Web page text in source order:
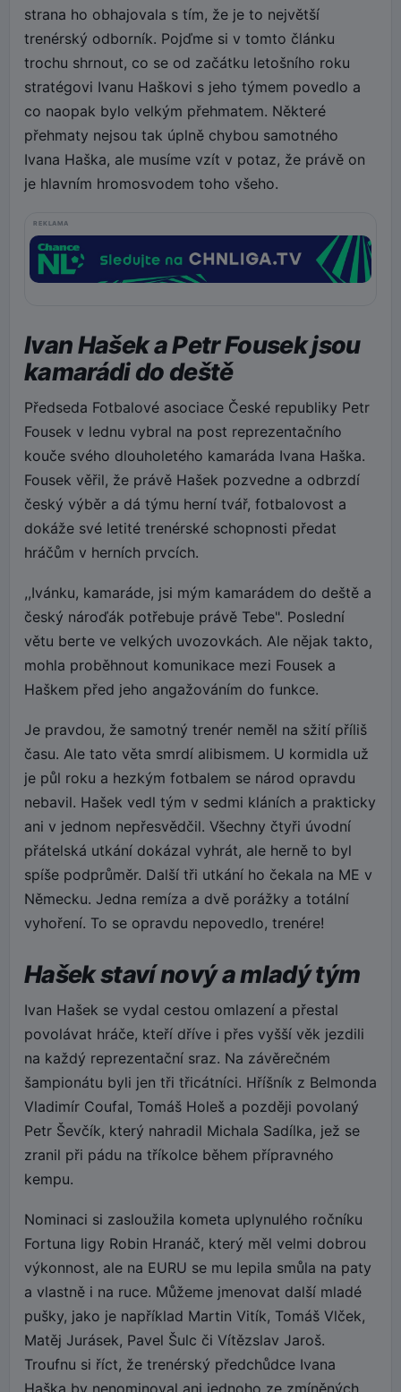
strana ho obhajovala s tím, že je to největší
trenérský odborník. Pojďme si v tomto článku
trochu shrnout, co se od začátku letošního roku
stratégovi Ivanu Haškovi s jeho týmem povedlo a
co naopak bylo velkým přehmatem. Některé
přehmaty nejsou tak úplně chybou samotného
Ivana Haška, ale musíme vzít v potaz, že právě on
je hlavním hromosvodem toho všeho.
REKLAMA
Ivan Hašek a Petr Fousek jsou
kamarádi do deště
Předseda Fotbalové asociace České republiky Petr
Fousek v lednu vybral na post reprezentačního
kouče svého dlouholetého kamaráda Ivana Haška.
Fousek věřil, že právě Hašek pozvedne a odbrzdí
český výběr a dá týmu herní tvář, fotbalovost a
dokáže své letité trenérské schopnosti předat
hráčům v herních prvcích.
,,Ivánku, kamaráde, jsi mým kamarádem do deště a
český nároďák potřebuje právě Tebe". Poslední
větu berte ve velkých uvozovkách. Ale nějak takto,
mohla proběhnout komunikace mezi Fousek a
Haškem před jeho angažováním do funkce.
Je pravdou, že samotný trenér neměl na sžití příliš
času. Ale tato věta smrdí alibismem. U kormidla už
je půl roku a hezkým fotbalem se národ opravdu
nebavil. Hašek vedl tým v sedmi kláních a prakticky
ani v jednom nepřesvědčil. Všechny čtyři úvodní
přátelská utkání dokázal vyhrát, ale herně to byl
spíše podprůměr. Další tři utkání ho čekala na ME v
Německu. Jedna remíza a dvě porážky a totální
vyhoření. To se opravdu nepovedlo, trenére!
Hašek staví nový a mladý tým
Ivan Hašek se vydal cestou omlazení a přestal
povolávat hráče, kteří dříve i přes vyšší věk jezdili
na každý reprezentační sraz. Na závěrečném
šampionátu byli jen tři třicátníci. Hříšník z Belmonda
Vladimír Coufal, Tomáš Holeš a později povolaný
Petr Ševčík, který nahradil Michala Sadílka, jež se
zranil při pádu na tříkolce během přípravného
kempu.
Nominaci si zasloužila kometa uplynulého ročníku
Fortuna ligy Robin Hranáč, který měl velmi dobrou
výkonnost, ale na EURU se mu lepila smůla na paty
a vlastně i na ruce. Můžeme jmenovat další mladé
pušky, jako je například Martin Vitík, Tomáš Vlček,
Matěj Jurásek, Pavel Šulc či Vítězslav Jaroš.
Troufnu si říct, že trenérský předchůdce Ivana
Haška by nenominoval ani jednoho ze zmíněných.